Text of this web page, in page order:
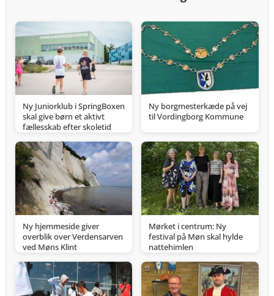
Ny Juniorklub i SpringBoxen
skal give børn et aktivt
fællesskab efter skoletid
Ny borgmesterkæde på vej
til Vordingborg Kommune
Ny hjemmeside giver
overblik over Verdensarven
ved Møns Klint
Mørket i centrum: Ny
festival på Møn skal hylde
nattehimlen